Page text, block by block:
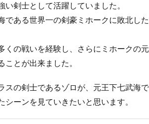
い剣士として活躍していました。
である世界一の剣豪ミホークに敗北し
くの戦いを経験し、さらにミホークの
ことが出来ました。
スの剣士であるゾロが、元王下七武海
シーンを見ていきたいと思います。